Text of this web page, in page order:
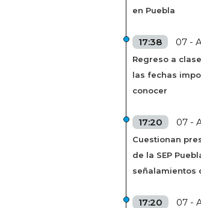
en Puebla
17:38 07 -
Regreso a
las fechas
conocer
17:20 07 -
Cuestionan
de la SEP
señalamientos
17:20 07 -